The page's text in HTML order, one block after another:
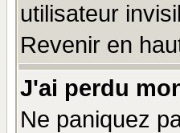
utilisateur
Revenir en
J'ai perdu
Ne paniquez